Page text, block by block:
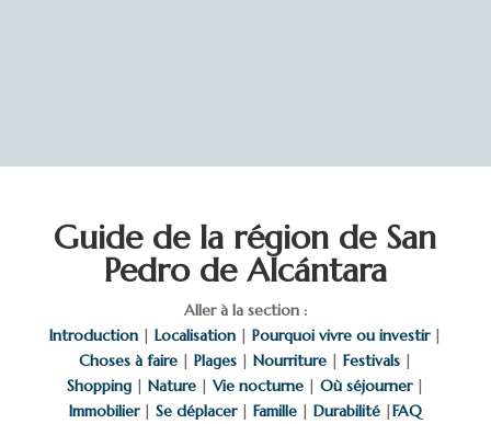
Guide de la région de San
Pedro de Alcántara
Aller à la section :
Introduction| Localisation| Pourquoi vivre ou investir|
Choses à faire| Plages| Nourriture| Festivals|
Shopping| Nature| Vie nocturne| Où séjourner|
Immobilier| Se déplacer| Famille| Durabilité|FAQ